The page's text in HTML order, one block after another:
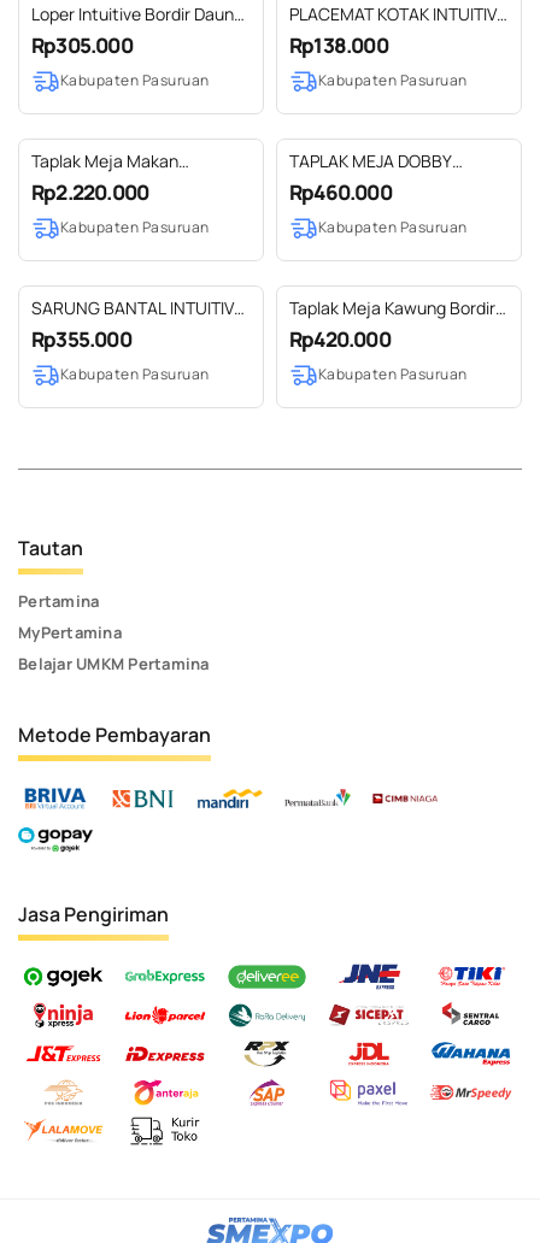
Loper Intuitive Bordir Daun
1M
Rp305.000
Kabupaten Pasuruan
PLACEMAT KOTAK INTUITIVE
BORDIR DAUN UK 42 X 31 CM
Rp138.000
Kabupaten Pasuruan
Taplak Meja Makan
Geometris 300 X 185 CM
Rp2.220.000
Kabupaten Pasuruan
TAPLAK MEJA DOBBY
MODIFIKASI BORDIR DAUN
UK 1,5 M
Rp460.000
Kabupaten Pasuruan
SARUNG BANTAL INTUITIVE
DAUN MODIFIKASI RAJUT 45
X 45 CM
Rp355.000
Kabupaten Pasuruan
Taplak Meja Kawung Bordir
1,5 M
Rp420.000
Kabupaten Pasuruan
Tautan
Pertamina
MyPertamina
Belajar UMKM Pertamina
Metode Pembayaran
Jasa Pengiriman